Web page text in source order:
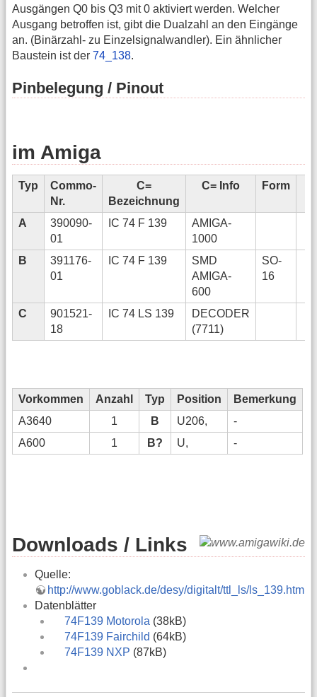
Ausgängen Q0 bis Q3 mit 0 aktiviert werden. Welcher
Ausgang betroffen ist, gibt die Dualzahl an den Eingänge
an. (Binärzahl- zu Einzelsignalwandler). Ein ähnlicher
Baustein ist der 74_138.
Pinbelegung / Pinout
im Amiga
Typ
Commo-
Nr.
C=
Bezeichnung
C= Info Form
A
390090-
01
IC 74 F 139
AMIGA-
1000
B
391176-
01
IC 74 F 139
SMD
AMIGA-
600
SO-
16
C
901521-
18
IC 74 LS 139
DECODER
(7711)
Vorkommen Anzahl Typ Position
Bemerkung
A3640
1 B U206,
-
A600
1 B? U, -
Downloads / Links
Quelle:
http://www.goblack.de/desy/digitalt/ttl_ls/ls_139.htm
Datenblätter
74F139 Motorola (38kB)
74F139 Fairchild (64kB)
74F139 NXP (87kB)